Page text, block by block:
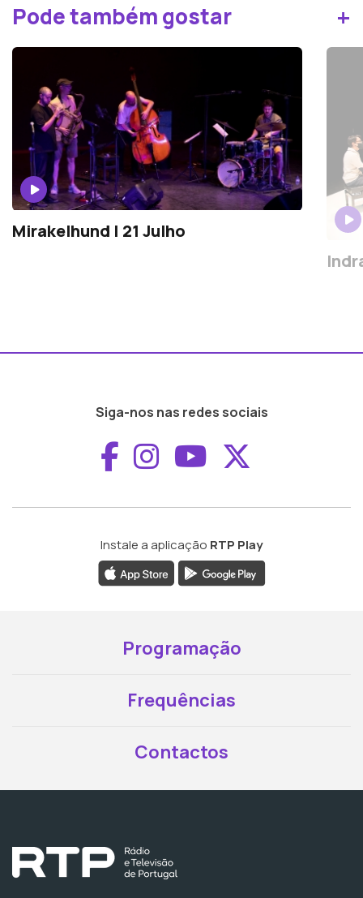
Pode também gostar +
Mirakelhund | 21 Julho
Siga-nos nas redes sociais
Aceder ao
Aceder ao
Aceder ao
Instale a aplicação RTP Play
Programação
Frequências
Contactos